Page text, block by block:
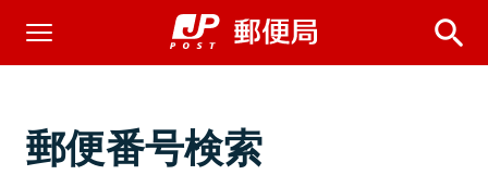
郵便番号検索